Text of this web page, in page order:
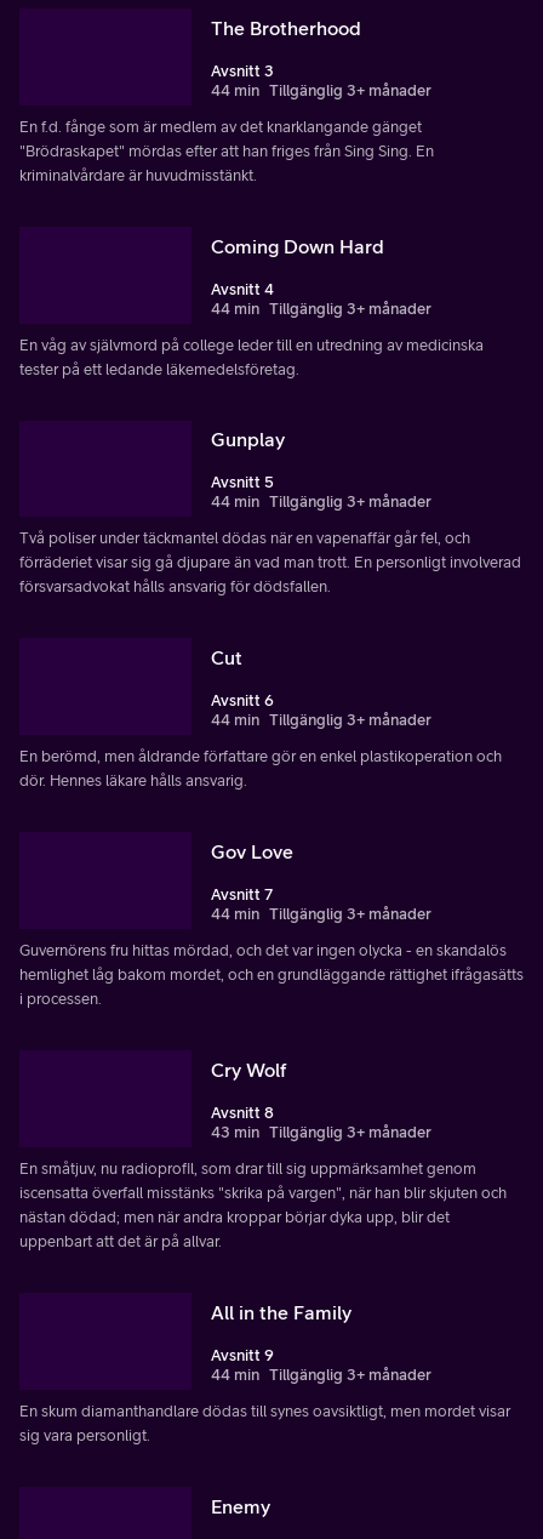
The Brotherhood
Avsnitt 3
44 min Tillgänglig 3+ månader
En f.d. fånge som är medlem av det knarklangande gänget
"Brödraskapet" mördas efter att han friges från Sing Sing. En
kriminalvårdare är huvudmisstänkt.
Coming Down Hard
Avsnitt 4
44 min Tillgänglig 3+ månader
En våg av självmord på college leder till en utredning av medicinska
tester på ett ledande läkemedelsföretag.
Gunplay
Avsnitt 5
44 min Tillgänglig 3+ månader
Två poliser under täckmantel dödas när en vapenaffär går fel, och
förräderiet visar sig gå djupare än vad man trott. En personligt involverad
försvarsadvokat hålls ansvarig för dödsfallen.
Cut
Avsnitt 6
44 min Tillgänglig 3+ månader
En berömd, men åldrande författare gör en enkel plastikoperation och
dör. Hennes läkare hålls ansvarig.
Gov Love
Avsnitt 7
44 min Tillgänglig 3+ månader
Guvernörens fru hittas mördad, och det var ingen olycka - en skandalös
hemlighet låg bakom mordet, och en grundläggande rättighet ifrågasätts
i processen.
Cry Wolf
Avsnitt 8
43 min Tillgänglig 3+ månader
En småtjuv, nu radioprofil, som drar till sig uppmärksamhet genom
iscensatta överfall misstänks "skrika på vargen", när han blir skjuten och
nästan dödad; men när andra kroppar börjar dyka upp, blir det
uppenbart att det är på allvar.
All in the Family
Avsnitt 9
44 min Tillgänglig 3+ månader
En skum diamanthandlare dödas till synes oavsiktligt, men mordet visar
sig vara personligt.
Enemy